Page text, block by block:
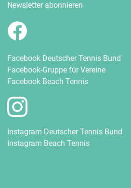
Newsletter abonnieren
Facebook Deutscher Tennis Bund
Facebook-Gruppe für Vereine
Facebook Beach Tennis
Instagram Deutscher Tennis Bund
Instagram Beach Tennis